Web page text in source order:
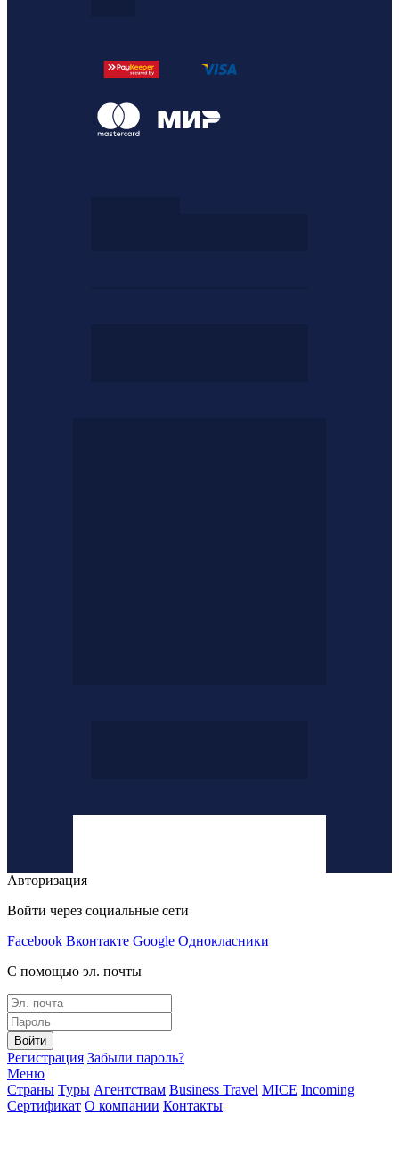
Авторизация
Войти через социальные сети
Facebook Вконтакте Google Однокласники
С помощью эл. почты
Войти
Регистрация Забыли пароль?
Меню
Страны Туры Агентствам Business Travel MICE Incoming
Сертификат О компании Контакты